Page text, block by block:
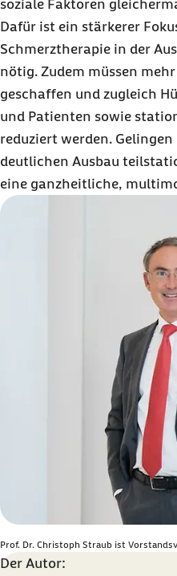
soziale Faktoren
Dafür ist ein stärkerer
Schmerztherapie in der
nötig. Zudem müssen
geschaffen und zugleich
und Patienten sowie
reduziert werden.
deutlichen Ausbau
eine ganzheitliche,
Prof. Dr. Christoph Straub ist
Der Autor: